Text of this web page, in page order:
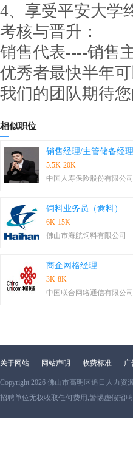
4、享受平安大学
考核与晋升：
销售代表----销售
优秀者最快半年
我们的团队期待
相似职位
销售经理/主管储备经理
5.5K-20K
中国人寿保险股份有限公
饲料业务员（禽料）
6K-15K
佛山市海航饲料有限公司
商企网格经理
3K-8K
中国联合网络通信有限公
关于网站 网站声明 收费标准 广
Copyright 2026 佛山市高明区追日人力资
招聘单位无权收取任何费用,警惕虚假招